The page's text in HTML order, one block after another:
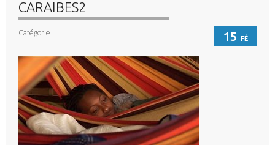
CARAIBES2
Catégorie : 15 FÉ